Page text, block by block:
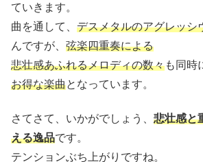
ていきます。
曲を通して、 デスメタルのアグレッシ
んですが、 弦楽四重奏による
悲壮感あふれるメロディの数々も同時
お得な楽曲となっています。
さてさて、いかがでしょう、 悲壮感と
える逸品です。
テンションぶち上がりですね。